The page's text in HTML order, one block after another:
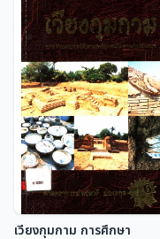
ประวัติย่อวัดช้างคำและเวี
กุมกาม
มูลนิธิอมรวรรณอุปถัมภ์
เวียงกุมกาม การศึกษา